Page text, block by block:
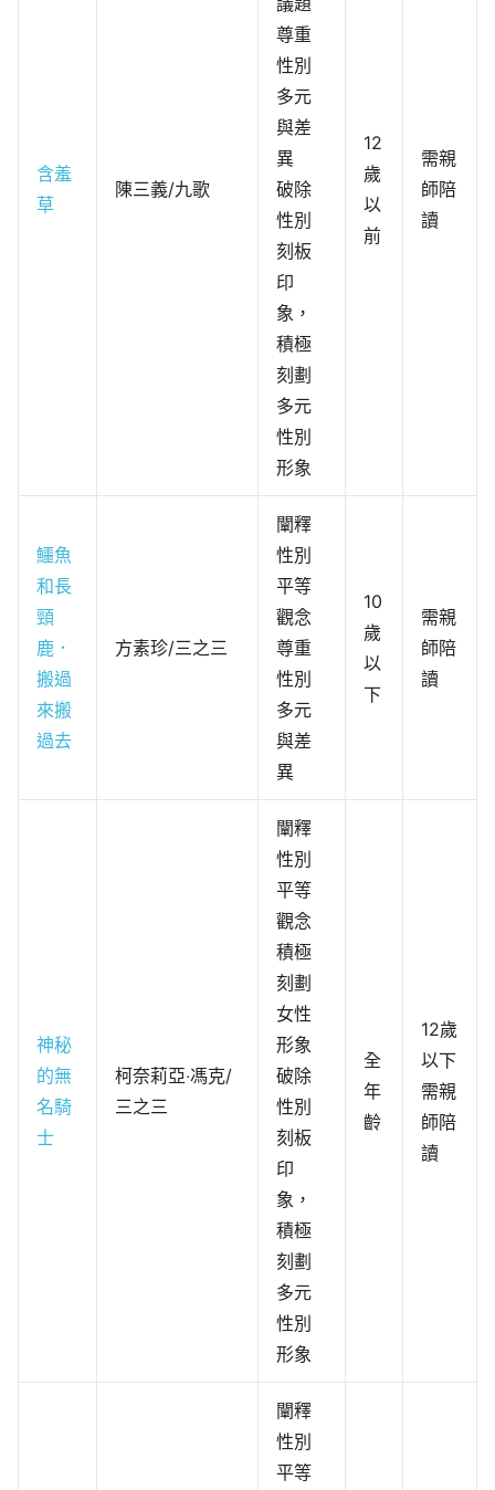
含羞
草
陳三義/九歌
尊重
性別
多元
與差
異
破除
性別
刻板
印
象，
積極
刻劃
多元
性別
形象
12
歲
以
前
需親
師陪
讀
鱷魚
和長
頸
鹿．
搬過
來搬
過去
方素珍/三之三
闡釋
性別
平等
觀念
尊重
性別
多元
與差
異
10
歲
以
下
需親
師陪
讀
神秘
的無
名騎
士
柯奈莉亞‧馮克/
三之三
闡釋
性別
平等
觀念
積極
刻劃
女性
形象
破除
性別
刻板
印
象，
積極
刻劃
多元
性別
形象
全
年
齡
12歲
以下
需親
師陪
讀
闡釋
性別
平等